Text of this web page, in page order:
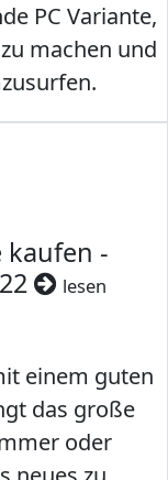
PC Variante,
machen und
kaufen -
lesen
einem guten
das große
oder